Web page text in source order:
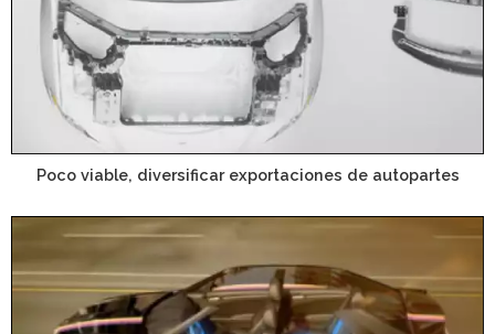
Poco viable, diversificar exportaciones de autopartes